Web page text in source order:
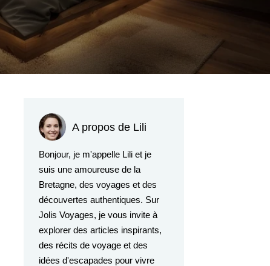
A propos de Lili
Bonjour, je m'appelle Lili et je
suis une amoureuse de la
Bretagne, des voyages et des
découvertes authentiques. Sur
Jolis Voyages, je vous invite à
explorer des articles inspirants,
des récits de voyage et des
idées d'escapades pour vivre